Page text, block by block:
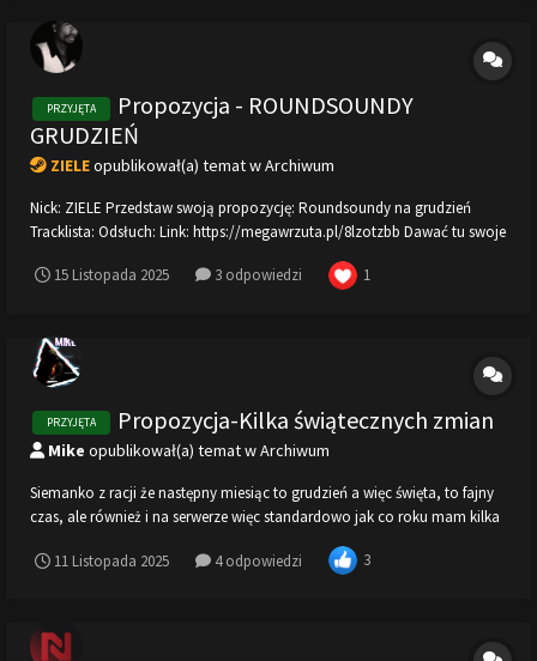
PRZYJĘTA
Propozycja - ROUNDSOUNDY
GRUDZIEŃ
ZIELE opublikował(a) temat w Archiwum
Nick: ZIELE Przedstaw swoją propozycję: Roundsoundy na grudzień
Tracklista: Odsłuch: Link: https://megawrzuta.pl/8lzotzbb Dawać tu swoje
maksimum 15 sekund Naprzykład: 1:00 do 1:15
15 Listopada 2025 3 odpowiedzi 1
PRZYJĘTA Propozycja-Kilka świątecznych zmian
Mike opublikował(a) temat w Archiwum
Siemanko z racji że następny miesiąc to grudzień a więc święta, to fajny
czas, ale również i na serwerze więc standardowo jak co roku mam kilka
która mogła by być ogrywana już od początku grudnia przez cały okres
11 Listopada 2025 4 odpowiedzi 3